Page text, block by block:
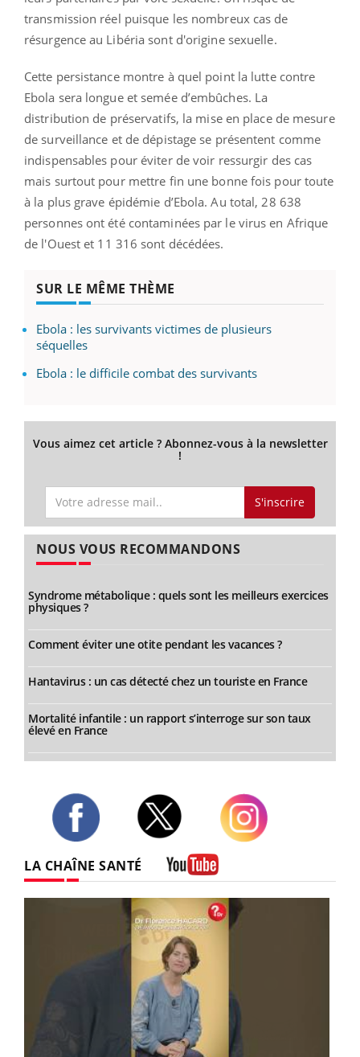
transmission réel puisque les nombreux cas de
résurgence au Libéria sont d'origine sexuelle.
Cette persistance montre à quel point la lutte contre
Ebola sera longue et semée d’embûches. La
distribution de préservatifs, la mise en place de mesure
de surveillance et de dépistage se présentent comme
indispensables pour éviter de voir ressurgir des cas
mais surtout pour mettre fin une bonne fois pour toute
à la plus grave épidémie d’Ebola. Au total, 28 638
personnes ont été contaminées par le virus en Afrique
de l'Ouest et 11 316 sont décédées.
SUR LE MÊME THÈME
Ebola : les survivants victimes de plusieurs
séquelles
Ebola : le difficile combat des survivants
Vous aimez cet article ? Abonnez-vous à la newsletter
!
S'inscrire
NOUS VOUS RECOMMANDONS
Syndrome métabolique : quels sont les meilleurs exercices
physiques ?
Comment éviter une otite pendant les vacances ?
Hantavirus : un cas détecté chez un touriste en France
Mortalité infantile : un rapport s’interroge sur son taux
élevé en France
LA CHAÎNE SANTÉ